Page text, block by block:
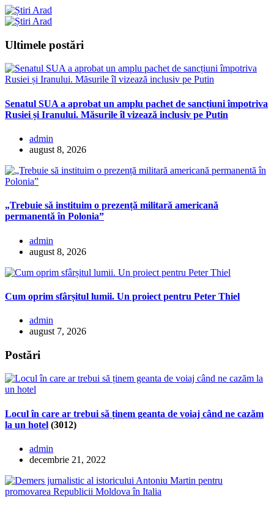
Ultimele postări
Senatul SUA a aprobat un amplu pachet de sancțiuni împotriva
Rusiei și Iranului. Măsurile îl vizează inclusiv pe Putin
admin
august 8, 2026
„Trebuie să instituim o prezență militară americană
permanentă în Polonia”
admin
august 8, 2026
Cum oprim sfârșitul lumii. Un proiect pentru Peter Thiel
admin
august 7, 2026
Postări
Locul în care ar trebui să ținem geanta de voiaj când ne cazăm
la un hotel (3012)
admin
decembrie 21, 2022